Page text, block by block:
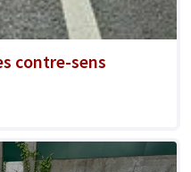
contre-sens